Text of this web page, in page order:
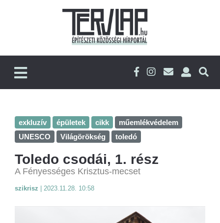
exkluzív épületek cikk
műemlékvédelem
UNESCO
Világörökség toledó
Toledo csodái, 1. rész
A Fényességes Krisztus-mecset
szikrisz 2023.11.28. 10:58